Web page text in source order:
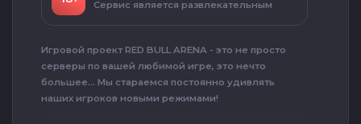
Сервис является развлекательным
Игровой проект RED BULL ARENA - это не просто
серверы по вашей любимой игре, это нечто
большее... Мы стараемся постоянно удивлять
наших игроков новыми режимами!